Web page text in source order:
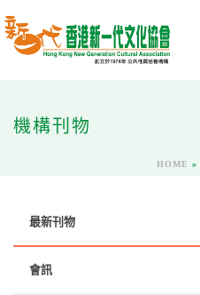
機構刊物
HOME »
最新刊物
會訊